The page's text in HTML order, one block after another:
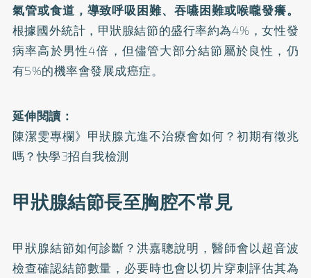
氣管或食道，導致呼吸困難、吞嚥困難或喉嚨發癢。
根據國外統計，甲狀腺結節的盛行率約為4%，女性發
病率高於男性4倍，但儘管大部分結節屬於良性，仍
有5%的機率會發展成癌症。
延伸閱讀：
陳潔雯專欄》甲狀腺亢進不治療會如何？初期有徵兆
嗎？快學3招自我檢測
甲狀腺結節長至胸腔不常見
甲狀腺結節如何診斷？洪嘉聰說明，醫師會以超音波
檢查確認結節數量，必要時也會以切片穿刺評估其為